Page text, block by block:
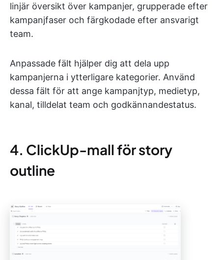
linjär översikt över kampanjer, grupperade efter
kampanjfaser och färgkodade efter ansvarigt
team.
Anpassade fält hjälper dig att dela upp
kampanjerna i ytterligare kategorier. Använd
dessa fält för att ange kampanjtyp, medietyp,
kanal, tilldelat team och godkännandestatus.
4. ClickUp-mall för story
outline